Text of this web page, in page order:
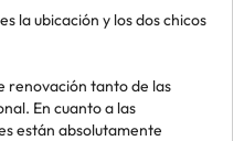
la ubicación y los dos chicos
renovación tanto de las
En cuanto a las
están absolutamente